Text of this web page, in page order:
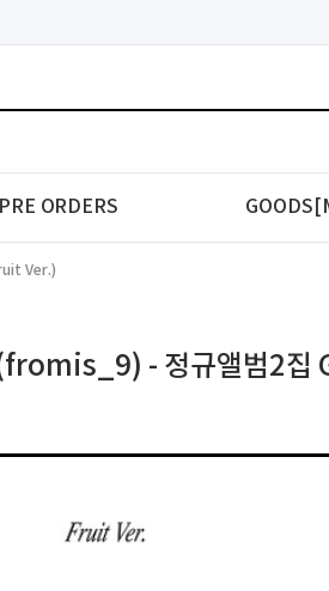
PRE ORDERS
Ver.)
- 정규앨범2